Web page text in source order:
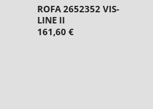
ROFA 2652352 VIS-
LINE II
161,60 €